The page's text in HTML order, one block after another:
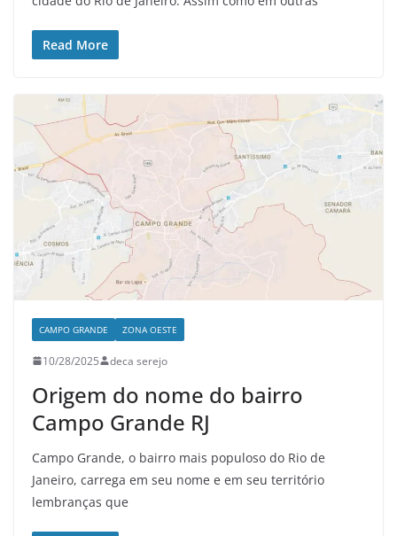
Read More
CAMPO GRANDE ZONA OESTE
10/28/2025 deca serejo
Origem do nome do bairro
Campo Grande RJ
Campo Grande, o bairro mais populoso do Rio de
Janeiro, carrega em seu nome e em seu território
lembranças que